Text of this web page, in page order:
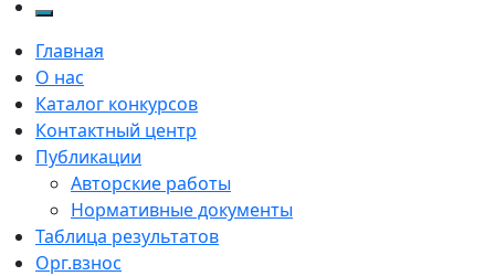
Главная
О нас
Каталог конкурсов
Контактный центр
Публикации
Авторские работы
Нормативные документы
Таблица результатов
Орг.взнос